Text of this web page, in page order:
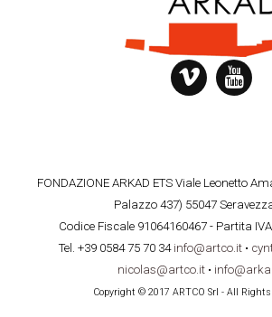
FONDAZIONE ARKAD ETS Viale Leonetto
Palazzo 437) 55047
Codice Fiscale 91064160467 - Partita
Tel. +39 0584 75 70 34 info@artco.it •
nicolas@artco.it •
Copyright © 2017 ARTCO Srl - All Rights